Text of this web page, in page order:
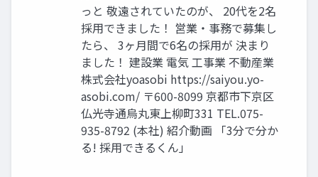
っと 敬遠されていたのが、 20代を2名
採用できました！ 営業・事務で募集し
たら、 3ヶ月間で6名の採用が 決まり
ました！ 建設業 電気 工事業 不動産業
株式会社yoasobi https://saiyou.yo-
asobi.com/ 〒600-8099 京都市下京区
仏光寺通烏丸東上柳町331 TEL.075-
935-8792 (本社) 紹介動画 「3分で分か
る! 採用できるくん」